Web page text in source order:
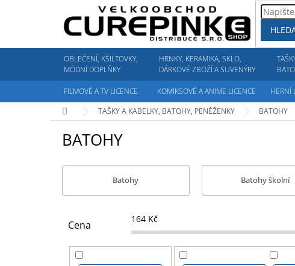
OBLEČENÍ, KŠILTOVKY,
MÓDNÍ DOPLŇKY
HRNKY, KERAMIKA, SKLO,
DÁRKOVÉ ZBOŽÍ A SUVENÝRY
FILMOVÉ A TV LICENCE KOMIKSOVÉ A ANIME LICENCE HERNÍ
Domů
TAŠKY A KABELKY, BATOHY, PENĚŽENKY BATOHY
BATOHY
Batohy Batohy školní
Cena 164 Kč